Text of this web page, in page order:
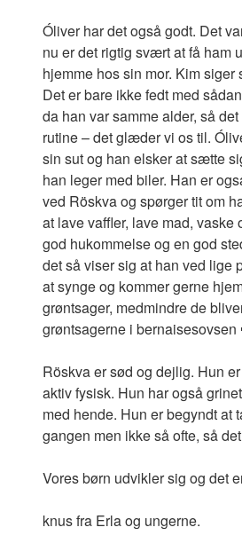
Óliver har det også godt. Det
nu er det rigtig svært at få ham
hjemme hos sin mor. Kim siger
Det er bare ikke fedt med
da han var samme alder, så
rutine – det glæder vi os til.
sin sut og han elsker at sætte
han leger med biler. Han er
ved Röskva og spørger tit om
at lave vaffler, lave mad,
god hukommelse og en god
det så viser sig at han ved
at synge og kommer gerne
grøntsager, medmindre de
grøntsagerne i bernaisesovsen
Röskva er sød og dejlig. Hun
aktiv fysisk. Hun har også
med hende. Hun er begyndt
gangen men ikke så ofte, så
Vores børn udvikler sig og det
knus fra Erla og ungerne.